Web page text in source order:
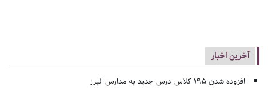
آخرین اخبار
افزوده شدن ۱۹۵ کلاس درس جدید به مدارس البرز